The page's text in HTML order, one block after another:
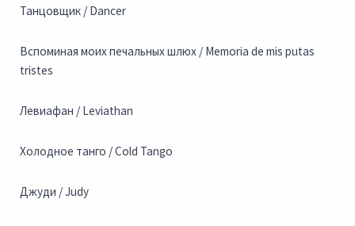
Танцовщик / Dancer
Вспоминая моих печальных шлюх / Memoria de mis putas
tristes
Левиафан / Leviathan
Холодное танго / Cold Tango
Джуди / Judy